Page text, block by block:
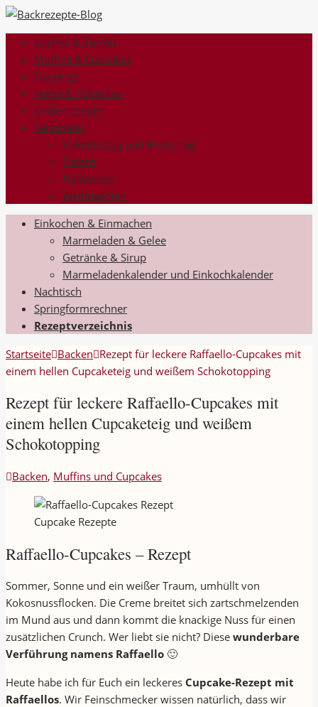
Kuchen & Torten
Muffins & Cupcakes
Toppings
Kekse & Plätzchen
Kinderrezepte
Saisonales
Valentinstag und Muttertag
Ostern
Halloween
Weihnachten
Einkochen & Einmachen
Marmeladen & Gelee
Getränke & Sirup
Marmeladenkalender und Einkochkalender
Nachtisch
Springformrechner
Rezeptverzeichnis
Startseite Backen Rezept für leckere Raffaello-Cupcakes mit
einem hellen Cupcaketeig und weißem Schokotopping
Rezept für leckere Raffaello-Cupcakes mit
einem hellen Cupcaketeig und weißem
Schokotopping
Backen, Muffins und Cupcakes
Cupcake Rezepte
Raffaello-Cupcakes – Rezept
Sommer, Sonne und ein weißer Traum, umhüllt von
Kokosnussflocken. Die Creme breitet sich zartschmelzenden
im Mund aus und dann kommt die knackige Nuss für einen
zusätzlichen Crunch. Wer liebt sie nicht? Diese wunderbare
Verführung namens Raffaello 🙂
Heute habe ich für Euch ein leckeres Cupcake-Rezept mit
Raffaellos. Wir Feinschmecker wissen natürlich, dass wir